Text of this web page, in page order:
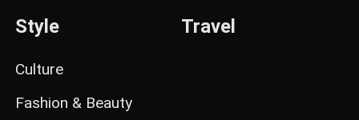
Style
Culture
Fashion & Beauty
Travel